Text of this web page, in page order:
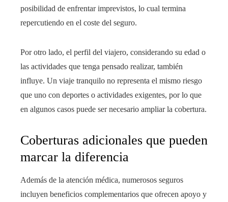
posibilidad de enfrentar imprevistos, lo cual termina
repercutiendo en el coste del seguro.
Por otro lado, el perfil del viajero, considerando su edad o
las actividades que tenga pensado realizar, también
influye. Un viaje tranquilo no representa el mismo riesgo
que uno con deportes o actividades exigentes, por lo que
en algunos casos puede ser necesario ampliar la cobertura.
Coberturas adicionales que pueden
marcar la diferencia
Además de la atención médica, numerosos seguros
incluyen beneficios complementarios que ofrecen apoyo y